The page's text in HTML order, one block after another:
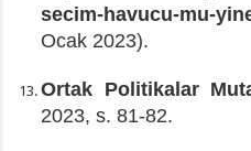
secim-havucu-mu-
Ocak 2023).
Ortak Politikalar
2023, s. 81-82.